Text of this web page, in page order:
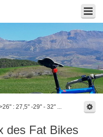
: 27,5" -29" - 32" ...
des Fat Bikes